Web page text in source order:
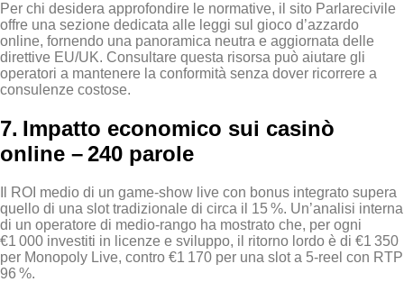
Per chi desidera approfondire le normative, il sito Parlarecivile
offre una sezione dedicata alle leggi sul gioco d’azzardo
online, fornendo una panoramica neutra e aggiornata delle
direttive EU/UK. Consultare questa risorsa può aiutare gli
operatori a mantenere la conformità senza dover ricorrere a
consulenze costose.
7. Impatto economico sui casinò
online – 240 parole
Il ROI medio di un game‑show live con bonus integrato supera
quello di una slot tradizionale di circa il 15 %. Un’analisi interna
di un operatore di medio‑rango ha mostrato che, per ogni
€1 000 investiti in licenze e sviluppo, il ritorno lordo è di €1 350
per Monopoly Live, contro €1 170 per una slot a 5‑reel con RTP
96 %.